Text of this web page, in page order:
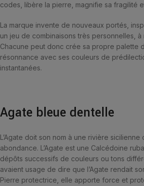
codes, libère la pierre, magnifie sa fragilité
La marque invente de nouveaux portés,
un jeu de combinaisons très personnelles, à
Chacune peut donc crée sa propre palette
résonnance avec ses couleurs de
instantanées.
Agate bleue dentelle
L’Agate doit son nom à une rivière sicilienne
abondance. L’Agate est une Calcédoine
dépôts successifs de couleurs ou tons
avaient usage de dire que l’Agate rendait
Pierre protectrice, elle apporte force et